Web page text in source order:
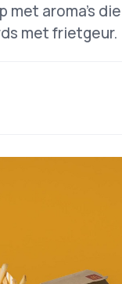
met aroma's
met frietgeur.